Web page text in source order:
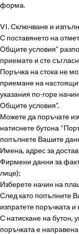
форма.
VI. Сключване и
С поставянето на
Общите условия”
приемате и сте
Поръчка на стока не
приемане на
указания по-горе
Общите условия”.
Можете да поръчате
натиснете бутона
попълнете Вашите
Имена, адрес за
Фирмени данни за
лице);
Изберете начин на
След като попълните
изпратете поръчката
С натискане на бутон,
поръчката е